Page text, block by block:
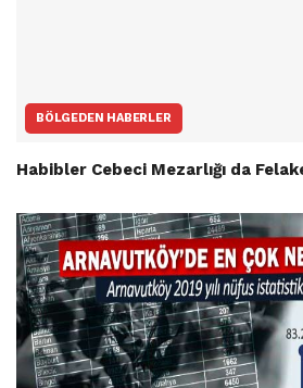
BÖLGEDEN HABERLER
Habibler Cebeci Mezarlığı da